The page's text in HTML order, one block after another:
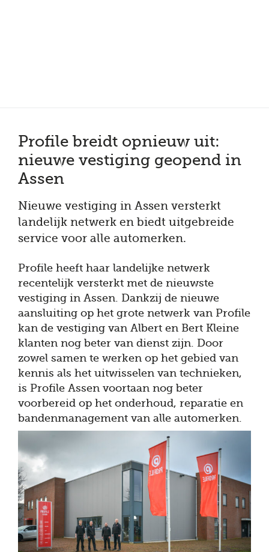
Profile breidt opnieuw uit:
nieuwe vestiging geopend in
Assen
Nieuwe vestiging in Assen versterkt
landelijk netwerk en biedt uitgebreide
service voor alle automerken.
Profile heeft haar landelijke netwerk
recentelijk versterkt met de nieuwste
vestiging in Assen. Dankzij de nieuwe
aansluiting op het grote netwerk van Profile
kan de vestiging van Albert en Bert Kleine
klanten nog beter van dienst zijn. Door
zowel samen te werken op het gebied van
kennis als het uitwisselen van technieken,
is Profile Assen voortaan nog beter
voorbereid op het onderhoud, reparatie en
bandenmanagement van alle automerken.